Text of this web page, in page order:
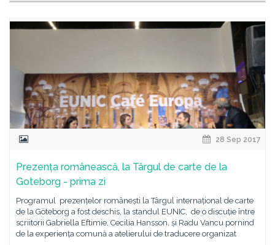
28 Sep 2017
Prezența românească, la Târgul de carte de la
Goteborg - prima zi
Programul prezențelor românești la Târgul internațional de carte
de la Göteborg a fost deschis, la standul EUNIC, de o discuție între
scriitorii Gabriella Eftimie, Cecilia Hansson, și Radu Vancu pornind
de la experiența comună a atelierului de traducere organizat